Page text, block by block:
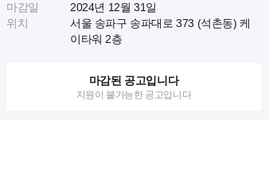
마감일
2024년 12월 31일
위치
서울 송파구 송파대로 373 (석촌동) 케
이타워 2층
마감된 공고입니다
지원이 불가능한 공고입니다